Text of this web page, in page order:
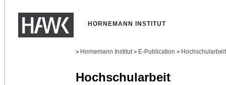
HORNEMANN INSTITUT
> Hornemann Institut > E-Publication >
Hochschularbeit